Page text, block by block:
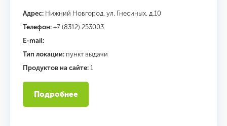
Адрес: Нижний Новгород, ул. Гнесиных, д.10
Телефон: +7 (8312) 253003
E-mail:
Тип локации: пункт выдачи
Продуктов на сайте: 1
Подробнее